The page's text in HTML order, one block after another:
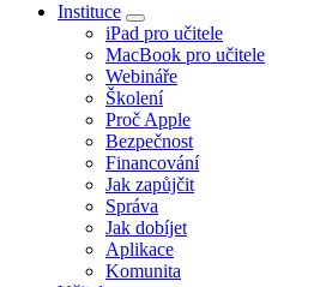
Instituce
iPad pro učitele
MacBook pro učitele
Webináře
Školení
Proč Apple
Bezpečnost
Financování
Jak zapůjčit
Správa
Jak dobíjet
Aplikace
Komunita